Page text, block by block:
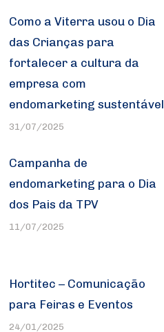
Como a Viterra usou o Dia
das Crianças para
fortalecer a cultura da
empresa com
endomarketing sustentável
31/07/2025
Campanha de
endomarketing para o Dia
dos Pais da TPV
11/07/2025
Hortitec – Comunicação
para Feiras e Eventos
24/01/2025